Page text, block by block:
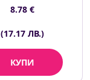
8.78 €
(17.17 ЛВ.)
КУПИ